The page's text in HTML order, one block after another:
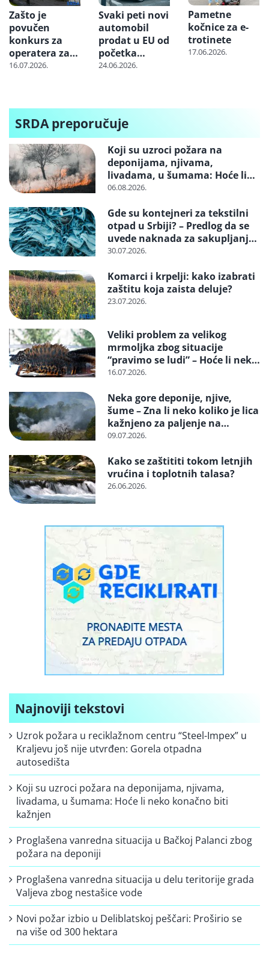
Zašto je
povučen
konkurs za
operatera za
sistem
bi sa Helbizom
izabranim još
2022?
16.07.2026.
Svaki peti novi
automobil
prodat u EU od
početka
godine je
24.06.2026.
Pametne
kočnice za e-
trotinete
17.06.2026.
SRDA preporučuje
Koji su uzroci požara na
deponijama, njivama,
livadama, u šumama: Hoće li
neko konačno biti kažnjen
06.08.2026.
Gde su kontejneri za tekstilni
otpad u Srbiji? – Predlog da se
uvede naknada za sakupljanje i
reciklažu i svrstavanje u
30.07.2026.
Komarci i krpelji: kako izabrati
zaštitu koja zaista deluje?
23.07.2026.
Veliki problem za velikog
mrmoljka zbog situacije
“pravimo se ludi” – Hoće li neko
reagovati i spasiti strogo
16.07.2026.
Neka gore deponije, njive,
šume – Zna li neko koliko je lica
kažnjeno za paljenje na
otvorenom
09.07.2026.
Kako se zaštititi tokom letnjih
vrućina i toplotnih talasa?
26.06.2026.
Najnoviji tekstovi
Uzrok požara u reciklažnom centru “Steel-Impex” u
Kraljevu još nije utvrđen: Gorela otpadna
autosedišta
Koji su uzroci požara na deponijama, njivama,
livadama, u šumama: Hoće li neko konačno biti
kažnjen
Proglašena vanredna situacija u Bačkoj Palanci zbog
požara na deponiji
Proglašena vanredna situacija u delu teritorije grada
Valjeva zbog nestašice vode
Novi požar izbio u Deliblatskoj peščari: Proširio se
na više od 300 hektara